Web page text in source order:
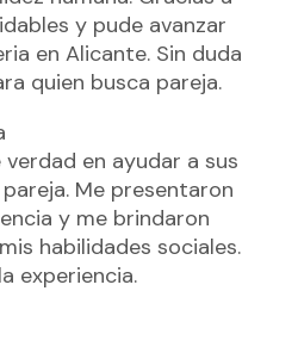
y pude avanzar
en Alicante. Sin duda
quien busca pareja.
en ayudar a sus
Me presentaron
y me brindaron
habilidades sociales.
experiencia.